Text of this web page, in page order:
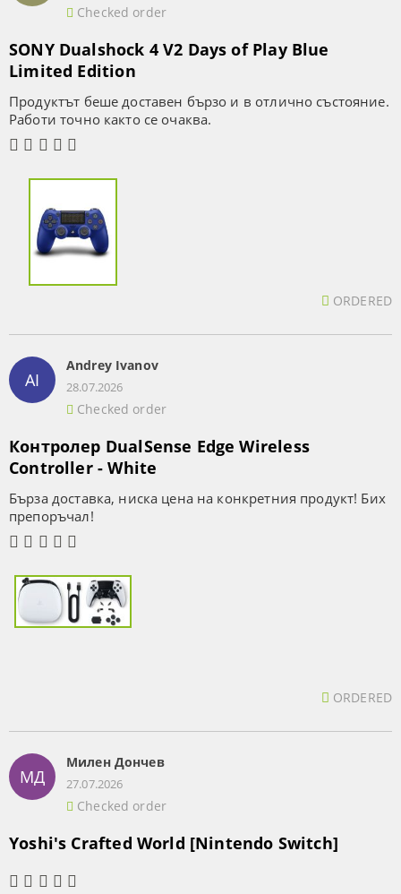
Checked order
SONY Dualshock 4 V2 Days of Play Blue
Limited Edition
Продуктът беше доставен бързо и в отлично състояние.
Работи точно както се очаква.
ORDERED
AI
Andrey Ivanov
28.07.2026
Checked order
Контролер DualSense Edge Wireless
Controller - White
Бърза доставка, ниска цена на конкретния продукт! Бих
препоръчал!
ORDERED
МД
Милен Дончев
27.07.2026
Checked order
Yoshi's Crafted World [Nintendo Switch]